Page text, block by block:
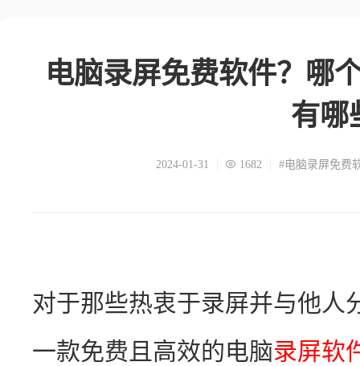
电脑录屏免费软件？哪
有哪
2024-01-31 1682 #电脑录屏免费
对于那些热衷于录屏并与他人
一款免费且高效的电脑录屏软